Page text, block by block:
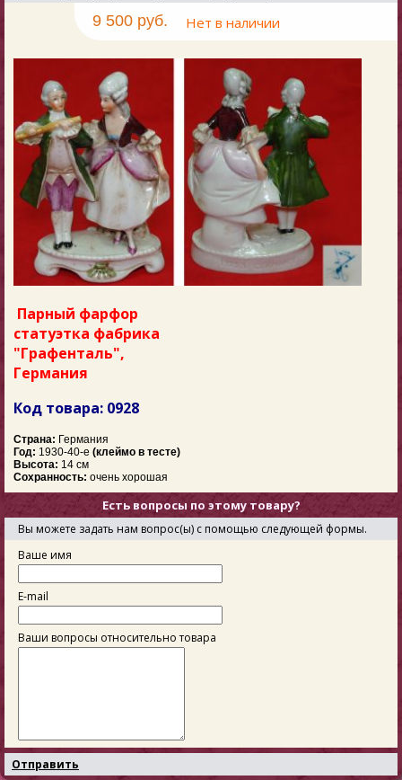
9 500 руб. Нет в наличии
Парный фарфор
статуэтка фабрика
"Графенталь",
Германия
Код товара: 0928
Страна: Германия
Год: 1930-40-е (клеймо в тесте)
Высота: 14 см
Сохранность: очень хорошая
Есть вопросы по этому товару?
Вы можете задать нам вопрос(ы) с помощью следующей формы.
Ваше имя
E-mail
Ваши вопросы относительно товара
Отправить